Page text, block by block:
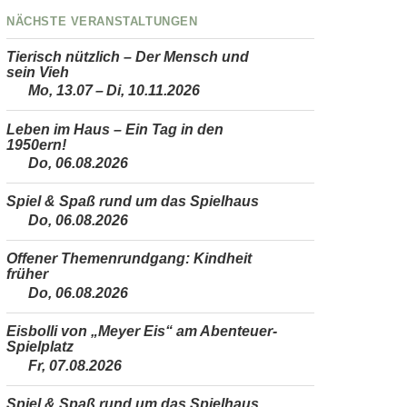
Nächste Veranstaltungen
Tierisch nützlich – Der Mensch und
sein Vieh
Mo, 13.07 – Di, 10.11.2026
Leben im Haus – Ein Tag in den
1950ern!
Do, 06.08.2026
Spiel & Spaß rund um das Spielhaus
Do, 06.08.2026
Offener Themenrundgang: Kindheit
früher
Do, 06.08.2026
Eisbolli von „Meyer Eis“ am Abenteuer-
Spielplatz
Fr, 07.08.2026
Spiel & Spaß rund um das Spielhaus